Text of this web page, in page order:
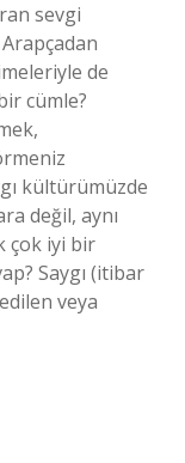
sevgi
de
cümle?
kültürümüzde
değil, aynı
çok iyi bir
Saygı (itibar
veya